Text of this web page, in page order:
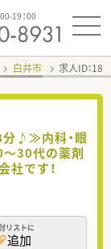
19：00
白井市 求人ID：
分♪≫内科・眼
30代の薬剤
です！
リストに
追加